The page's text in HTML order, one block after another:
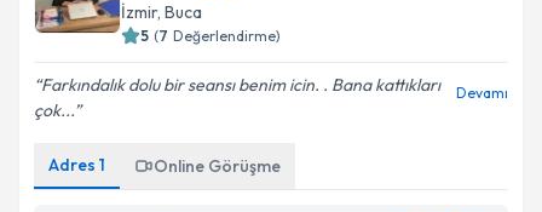
İzmir, Buca
5 (7 Değerlendirme)
Farkındalık dolu bir seansı benim icin. . Bana kattıkları
çok...
Devamı
Adres 1 Online Görüşme